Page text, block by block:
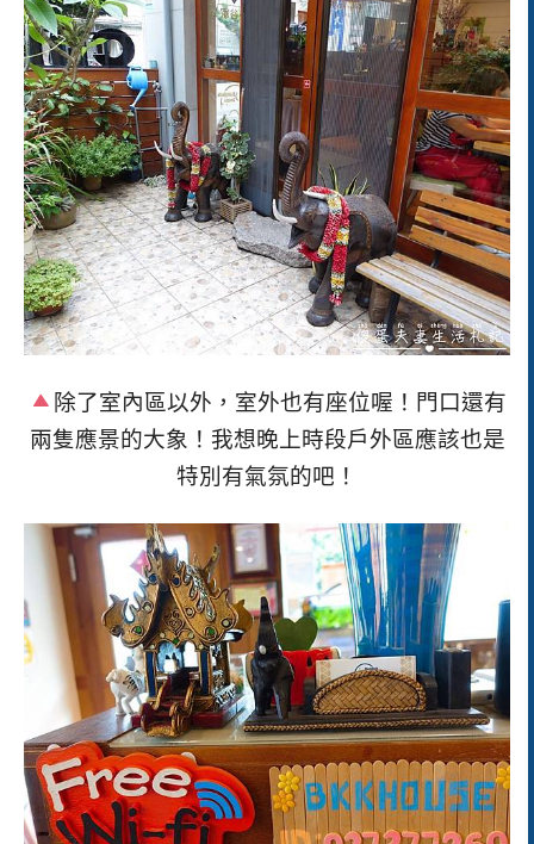
除了室內區以外，室外也有座位喔！門口還有
兩隻應景的大象！我想晚上時段戶外區應該也是
特別有氣氛的吧！